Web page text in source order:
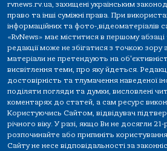
rvnews.rv.ua, захищені українським
право та інші суміжні права. При
інформаційних та фото-,відеоматеріалів
«RvNews» має міститися в першому абзаці
редакції може не збігатися з точкою зору
матеріали не претендують на
висвітлення теми, про яку йдеться.
достовірність та тлумачення наведеної
поділяти погляди та думки, висловлені
коментарях до статей, а сам ресурс
Користуючись Сайтом, відвідувач
річного віку. У разі, якщо Ви не досягли 21-
розпочинайте або припиніть
Сайту не несе відповідальності за